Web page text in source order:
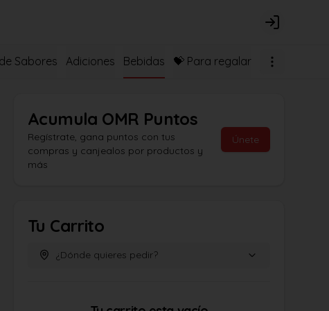
Login
Sabores Adiciones Bebidas 💝 Para regalar
Acumula OMR Puntos
Regístrate, gana puntos con tus
compras y canjealos por productos y
más
Únete
Tu Carrito
¿Dónde quieres pedir?